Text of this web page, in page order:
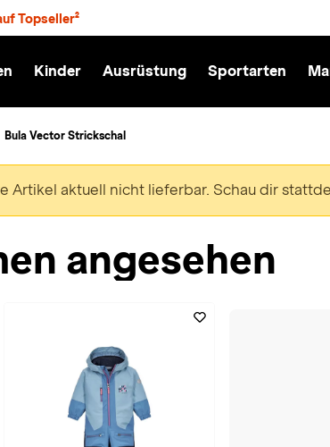
Topseller²
Kinder Ausrüstung Sportarten
Bula Vector Strickschal
Artikel aktuell nicht lieferbar. Schau dir
angesehen